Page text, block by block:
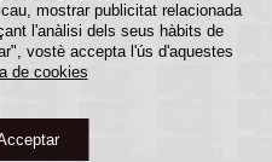
mostrar publicitat relacionada
l'anàlisi dels seus hàbits de
vostè accepta l'ús d'aquestes
de cookies